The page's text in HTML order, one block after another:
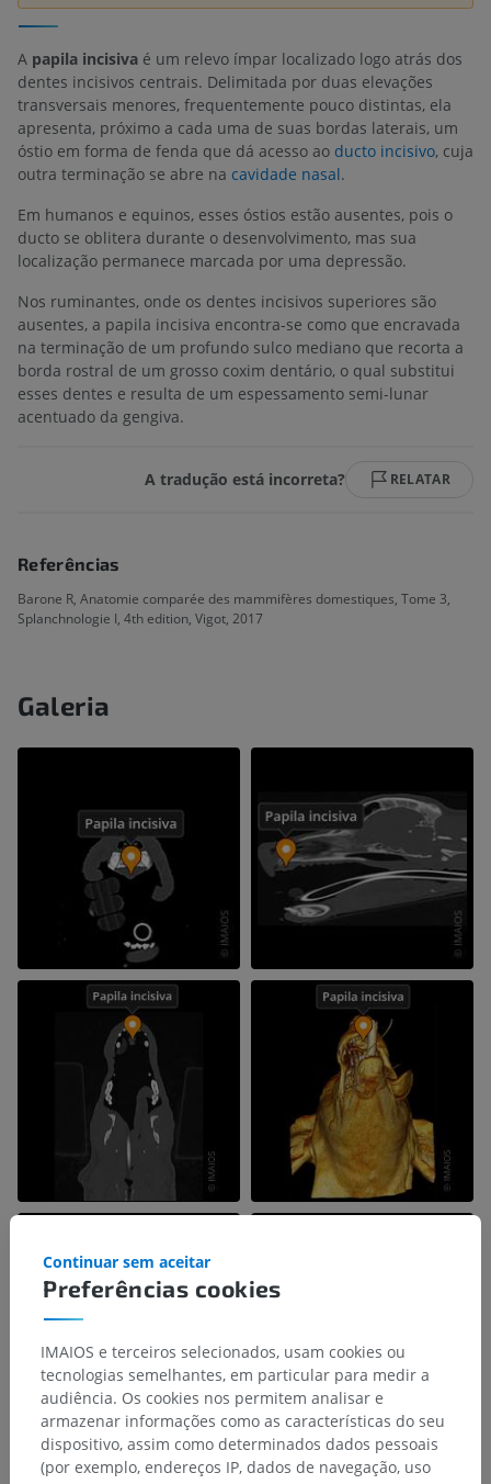
A papila incisiva é um relevo ímpar localizado logo atrás dos
dentes incisivos centrais. Delimitada por duas elevações
transversais menores, frequentemente pouco distintas, ela
apresenta, próximo a cada uma de suas bordas laterais, um
óstio em forma de fenda que dá acesso ao ducto incisivo, cuja
outra terminação se abre na cavidade nasal.
Em humanos e equinos, esses óstios estão ausentes, pois o
ducto se oblitera durante o desenvolvimento, mas sua
localização permanece marcada por uma depressão.
Nos ruminantes, onde os dentes incisivos superiores são
ausentes, a papila incisiva encontra-se como que encravada
na terminação de um profundo sulco mediano que recorta a
borda rostral de um grosso coxim dentário, o qual substitui
esses dentes e resulta de um espessamento semi-lunar
acentuado da gengiva.
A tradução está incorreta? RELATAR
Referências
Barone R, Anatomie comparée des mammifères domestiques, Tome 3,
Splanchnologie I, 4th edition, Vigot, 2017
Galeria
Preferências cookies
Continuar sem aceitar
IMAIOS e terceiros selecionados, usam cookies ou
tecnologias semelhantes, em particular para medir a
audiência. Os cookies nos permitem analisar e
armazenar informações como as características do seu
dispositivo, assim como determinados dados pessoais
(por exemplo, endereços IP, dados de navegação, uso